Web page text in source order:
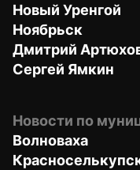
Новый Уренгой
Ноябрьск
Дмитрий
Сергей Ямкин
Новости по
Волноваха